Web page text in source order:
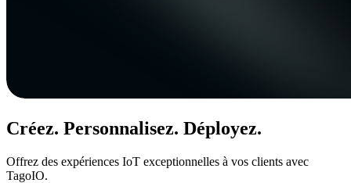
Créez. Personnalisez. Déployez.
Offrez des expériences IoT exceptionnelles à vos clients avec
TagoIO.